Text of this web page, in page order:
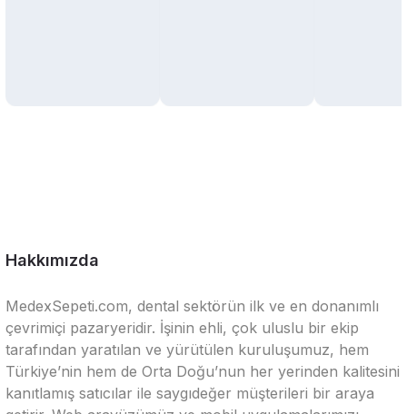
Hakkımızda
MedexSepeti.com, dental sektörün ilk ve en donanımlı
çevrimiçi pazaryeridir. İşinin ehli, çok uluslu bir ekip
tarafından yaratılan ve yürütülen kuruluşumuz, hem
Türkiye’nin hem de Orta Doğu’nun her yerinden kalitesini
kanıtlamış satıcılar ile saygıdeğer müşterileri bir araya